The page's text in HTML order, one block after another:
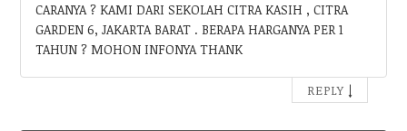
CARANYA ? KAMI DARI SEKOLAH CITRA KASIH , CITRA
GARDEN 6, JAKARTA BARAT . BERAPA HARGANYA PER 1
TAHUN ? MOHON INFONYA THANK
REPLY ↓